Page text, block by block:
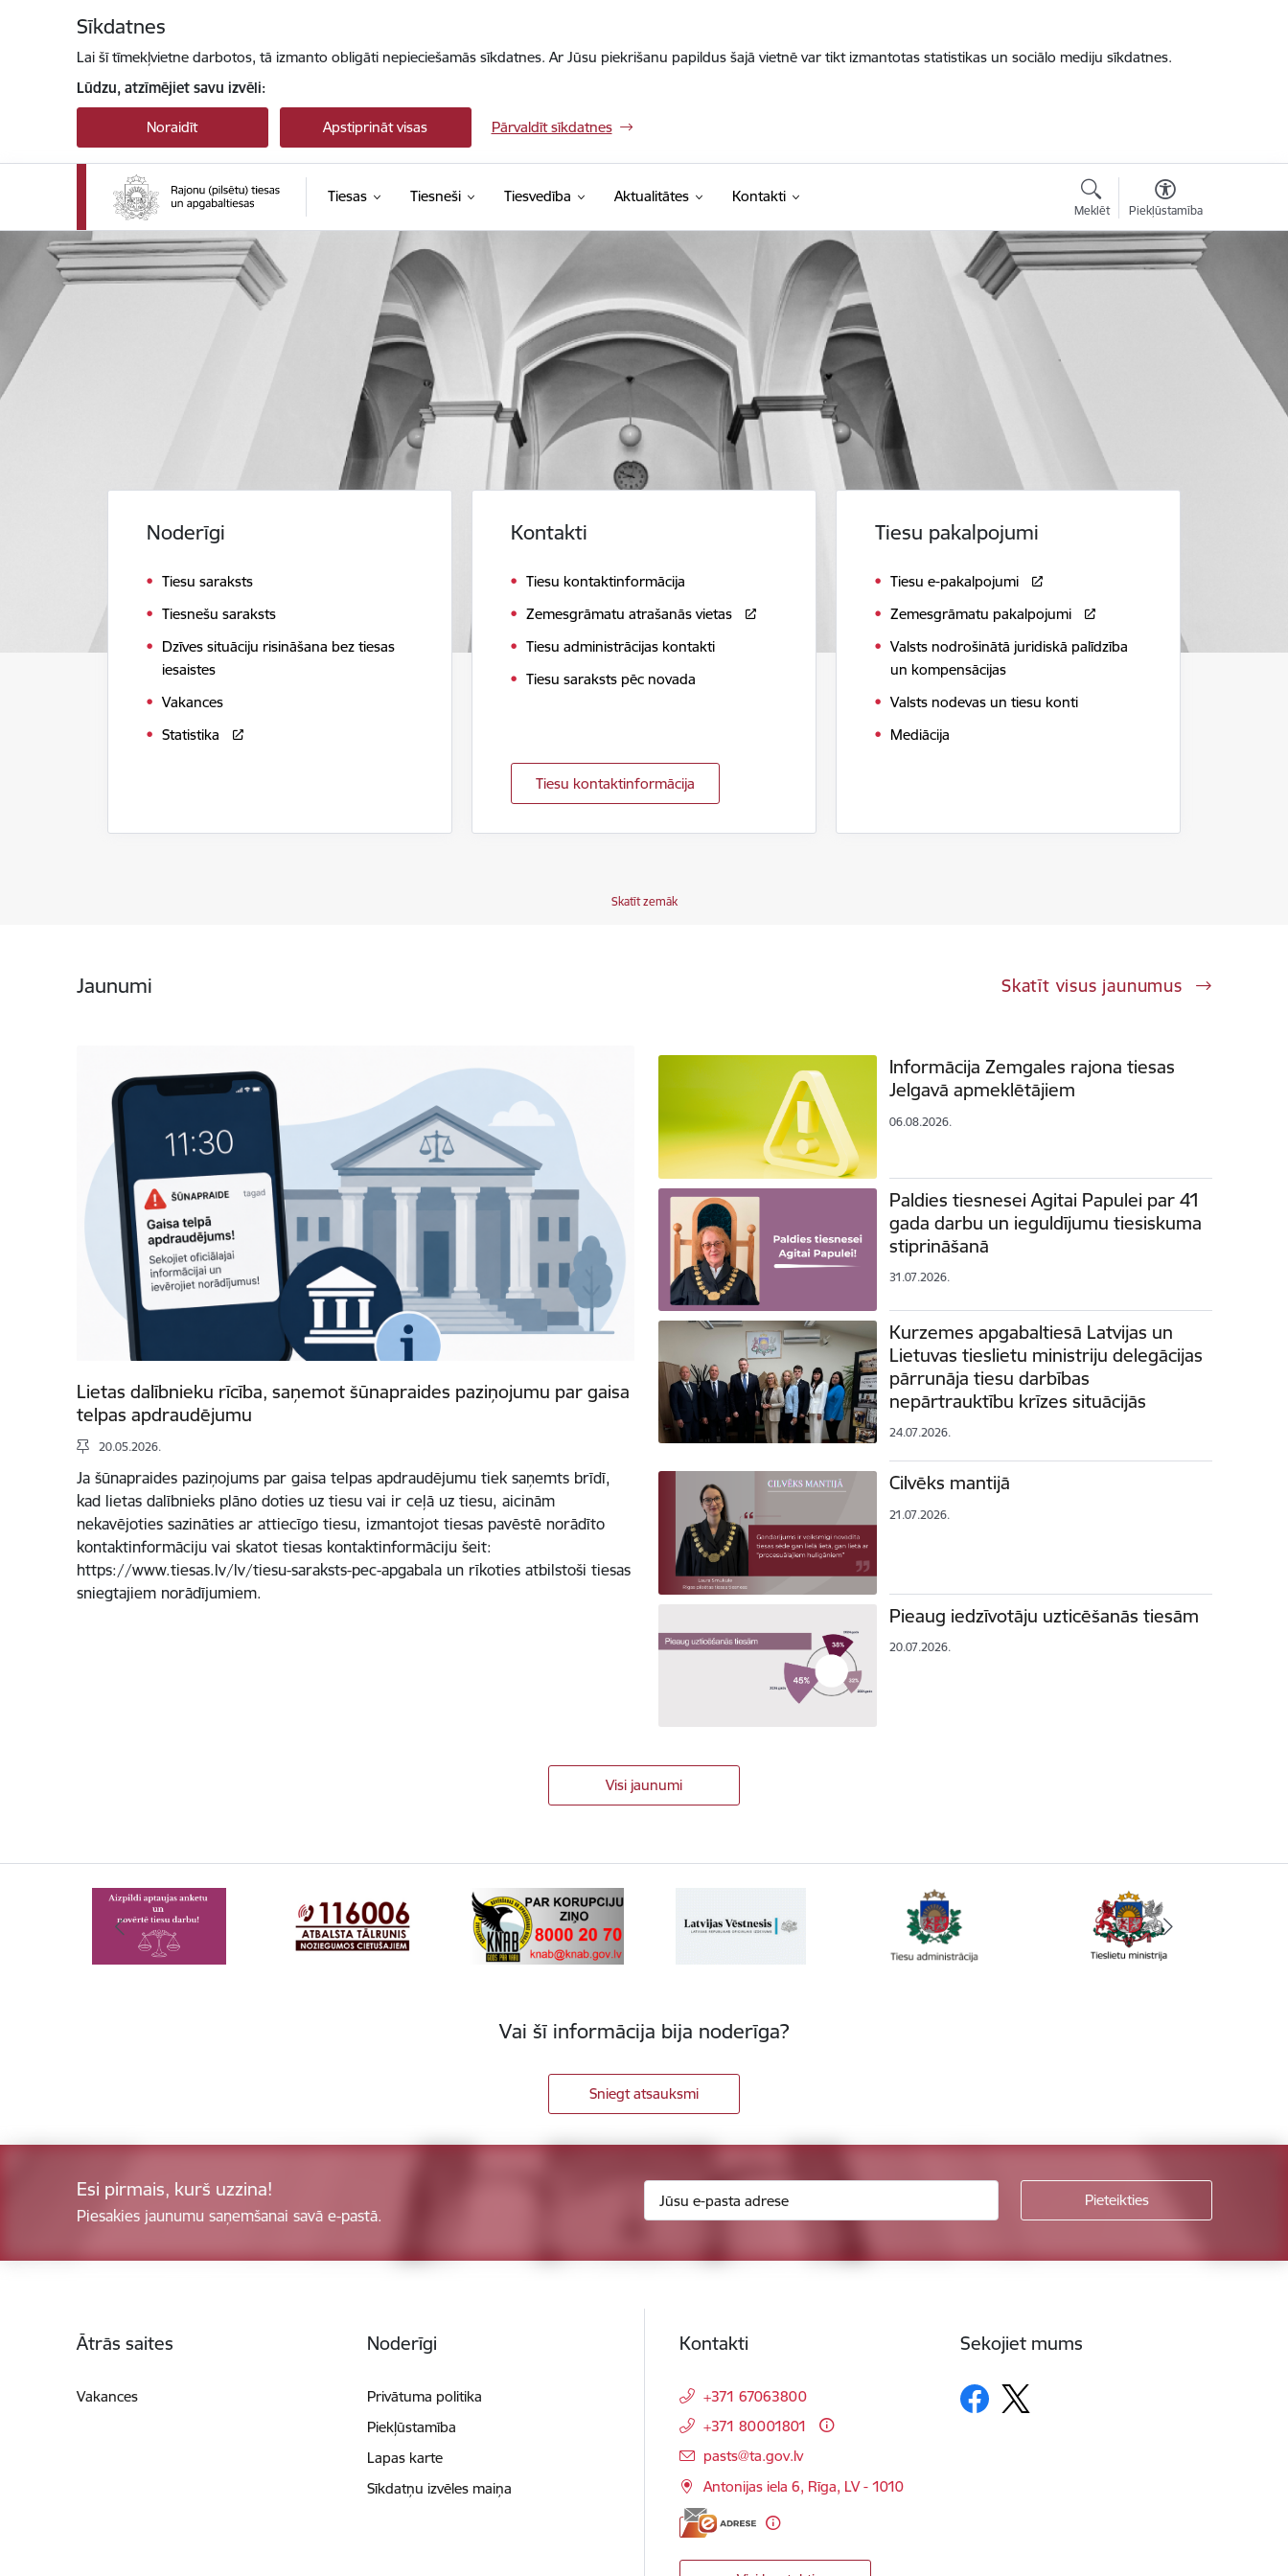
Sīkdatnes
Lai šī tīmekļvietne darbotos, tā izmanto obligāti nepieciešamās sīkdatnes. Ar Jūsu piekrišanu papildus šajā vietnē var tikt izmantotas statistikas un sociālo mediju sīkdatnes.
Lūdzu, atzīmējiet savu izvēli:
Noraidīt Apstiprināt visas Pārvaldīt sīkdatnes
Tiesas Tiesneši Tiesvedība Aktualitātes Kontakti
Meklēt Piekļūstamība
Tiesu administrācija
Noderīgi
Tiesu saraksts
Tiesnešu saraksts
Dzīves situāciju risināšana bez tiesas
iesaistes
Vakances
Statistika
Kontakti
Tiesu kontaktinformācija
Zemesgrāmatu atrašanās vietas
Tiesu administrācijas kontakti
Tiesu saraksts pēc novada
Tiesu kontaktinformācija
Tiesu pakalpojumi
Tiesu e-pakalpojumi
Zemesgrāmatu pakalpojumi
Valsts nodrošinātā juridiskā palīdzība
un kompensācijas
Valsts nodevas un tiesu konti
Mediācija
Skatīt zemāk
Jaunumi Skatīt visus jaunumus
Lietas dalībnieku rīcība, saņemot šūnapraides paziņojumu par gaisa
telpas apdraudējumu
20.05.2026.
Ja šūnapraides paziņojums par gaisa telpas apdraudējumu tiek saņemts brīdī,
kad lietas dalībnieks plāno doties uz tiesu vai ir ceļā uz tiesu, aicinām
nekavējoties sazināties ar attiecīgo tiesu, izmantojot tiesas pavēstē norādīto
kontaktinformāciju vai skatot tiesas kontaktinformāciju šeit:
https://www.tiesas.lv/lv/tiesu-saraksts-pec-apgabala un rīkoties atbilstoši tiesas
sniegtajiem norādījumiem.
Informācija Zemgales rajona tiesas
Jelgavā apmeklētājiem
06.08.2026.
Paldies tiesnesei Agitai Papulei par 41
gada darbu un ieguldījumu tiesiskuma
stiprināšanā
31.07.2026.
Kurzemes apgabaltiesā Latvijas un
Lietuvas tieslietu ministriju delegācijas
pārrunāja tiesu darbības
nepārtrauktību krīzes situācijās
24.07.2026.
Cilvēks mantijā
21.07.2026.
Pieaug iedzīvotāju uzticēšanās tiesām
20.07.2026.
Visi jaunumi
Vai šī informācija bija noderīga?
Sniegt atsauksmi
Esi pirmais, kurš uzzina!
Piesakies jaunumu saņemšanai savā e-pastā.
Ātrās saites
Vakances
Noderīgi
Privātuma politika
Piekļūstamība
Lapas karte
Sīkdatņu izvēles maiņa
Kontakti
+371 67063800
+371 80001801
E-pasts:
pasts@ta.gov.lv
Antonijas iela 6, Rīga, LV - 1010
Sekojiet mums